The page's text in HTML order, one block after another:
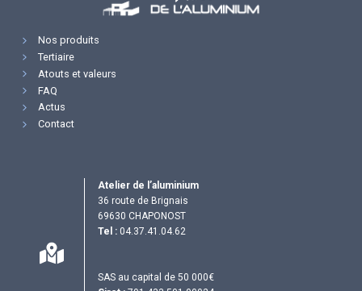
Nos produits
Tertiaire
Atouts et valeurs
FAQ
Actus
Contact
Atelier de l’aluminium
36 route de Brignais
69630 CHAPONOST
Tel : 04.37.41.04.62
SAS au capital de 50 000€